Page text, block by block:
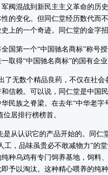
阀混战到新民主主义革命的历
的变化。但同仁堂经历数代而
上的一个奇迹。同仁堂的金字
第一个“中国驰名商标”称号
取得“中国驰名商标”的国有企业
无数个精品良药，不仅在社会
信赖。可以说，同仁堂是中国
民族之脊梁。在去年“中华老字
居排行榜榜首。
从认识它的产品开始的。同仁
工，品味虽贵必不敢减物力”的
种乌鸡有专门饲养基地，饲料
予以淘汰。这种精心喂养的纯